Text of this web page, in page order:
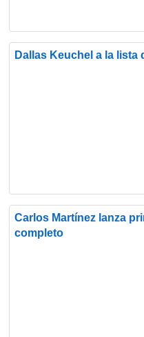
Dallas Keuchel a la
Carlos Martínez lanza
completo